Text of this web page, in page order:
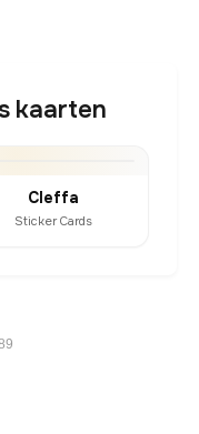
kaarten
Cleffa
Sticker Cards